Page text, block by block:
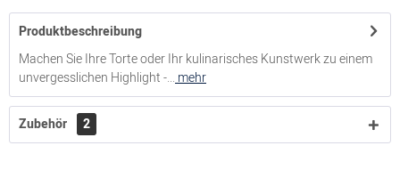
8300020500
Dekortülle #40, Größe S, Motiv Pfeil, Ø 3-5 mm, Edelstahl
8300020501
Produktbeschreibung
Machen Sie Ihre Torte oder Ihr kulinarisches Kunstwerk zu einem
unvergesslichen Highlight -... mehr
Zubehör 2